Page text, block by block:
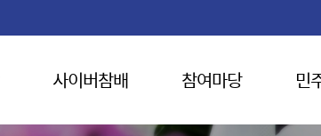
사이버참배 참여마당 민